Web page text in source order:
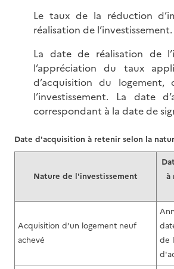
Le taux de la réduction
réalisation de l’investissement.
La date de réalisation de
l’appréciation du taux
d’acquisition du
l’investissement. La date
correspondant à la date de
Date d'acquisition à retenir selon la
Nature de l'investissement
à
Acquisition d’un logement neuf
achevé
de